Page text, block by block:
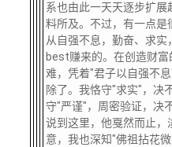
系也由此一天天逐步扩
料所及。不过，有一点
从自强不息，勤奋、求
best赚来的。在创造财
难，凭着"君子以自强不
除了。我恪守"求实"，决
守"严谨"，周密验证，决
说到这里，他戛然而止，
意，我也深知"佛祖拈花